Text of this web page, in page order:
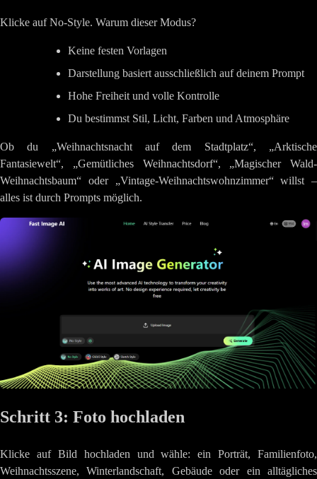
Klicke auf No-Style. Warum dieser Modus?
Keine festen Vorlagen
Darstellung basiert ausschließlich auf deinem Prompt
Hohe Freiheit und volle Kontrolle
Du bestimmst Stil, Licht, Farben und Atmosphäre
Ob du „Weihnachtsnacht auf dem Stadtplatz“, „Arktische
Fantasiewelt“, „Gemütliches Weihnachtsdorf“, „Magischer Wald-
Weihnachtsbaum“ oder „Vintage-Weihnachtswohnzimmer“ willst –
alles ist durch Prompts möglich.
Schritt 3: Foto hochladen
Klicke auf Bild hochladen und wähle: ein Porträt, Familienfoto,
Weihnachtsszene, Winterlandschaft, Gebäude oder ein alltägliches